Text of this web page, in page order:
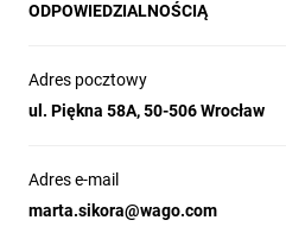
ODPOWIEDZIALNOŚCIĄ
Adres pocztowy
ul. Piękna 58A, 50-506 Wrocław
Adres e-mail
marta.sikora@wago.com